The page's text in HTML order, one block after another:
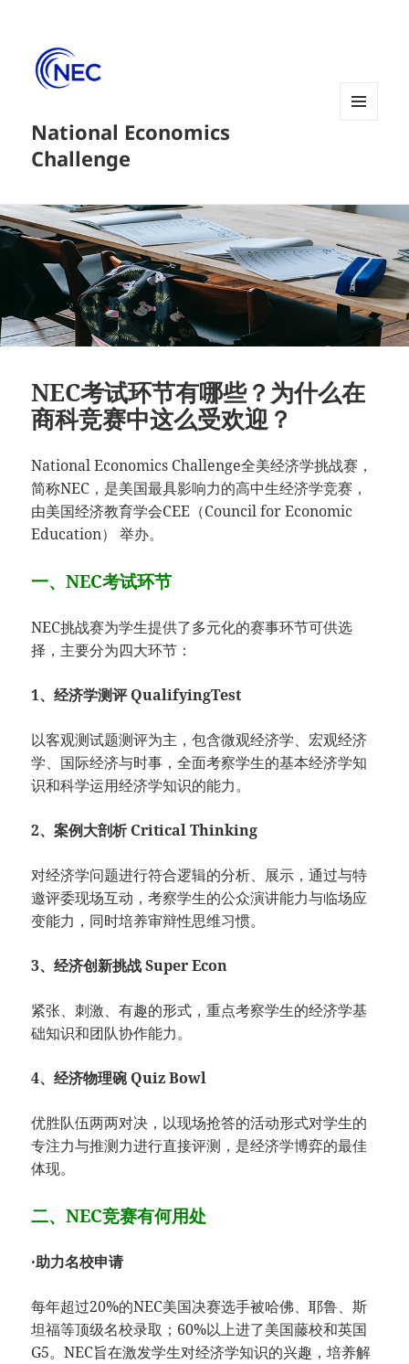
National Economics
Challenge
NEC考试环节有哪些？为什么在
商科竞赛中这么受欢迎？
National Economics Challenge全美经济学挑战赛，
简称NEC，是美国最具影响力的高中生经济学竞赛，
由美国经济教育学会CEE（Council for Economic
Education） 举办。
一、NEC考试环节
NEC挑战赛为学生提供了多元化的赛事环节可供选
择，主要分为四大环节：
1、经济学测评 QualifyingTest
以客观测试题测评为主，包含微观经济学、宏观经济
学、国际经济与时事，全面考察学生的基本经济学知
识和科学运用经济学知识的能力。
2、案例大剖析 Critical Thinking
对经济学问题进行符合逻辑的分析、展示，通过与特
邀评委现场互动，考察学生的公众演讲能力与临场应
变能力，同时培养审辩性思维习惯。
3、经济创新挑战 Super Econ
紧张、刺激、有趣的形式，重点考察学生的经济学基
础知识和团队协作能力。
4、经济物理碗 Quiz Bowl
优胜队伍两两对决，以现场抢答的活动形式对学生的
专注力与推测力进行直接评测，是经济学博弈的最佳
体现。
二、NEC竞赛有何用处
·助力名校申请
每年超过20%的NEC美国决赛选手被哈佛、耶鲁、斯
坦福等顶级名校录取；60%以上进了美国藤校和英国
G5。NEC旨在激发学生对经济学知识的兴趣，培养解